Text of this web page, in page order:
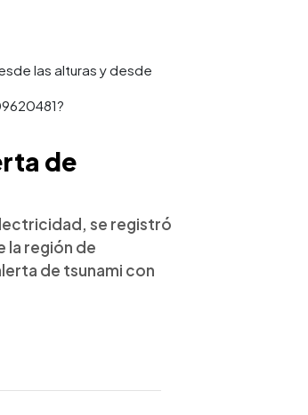
las alturas y desde
de
se registró
la región de
de tsunami con